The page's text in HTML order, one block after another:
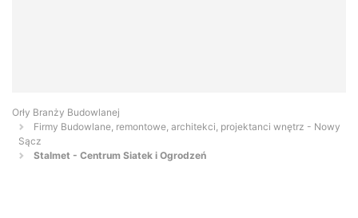
Orły Branży Budowlanej
Firmy Budowlane, remontowe, architekci, projektanci wnętrz - Nowy
Sącz
Stalmet - Centrum Siatek i Ogrodzeń